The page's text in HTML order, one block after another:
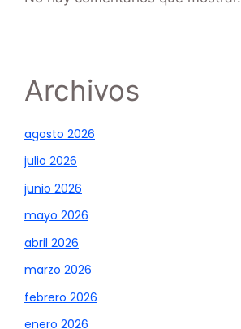
Archivos
agosto 2026
julio 2026
junio 2026
mayo 2026
abril 2026
marzo 2026
febrero 2026
enero 2026